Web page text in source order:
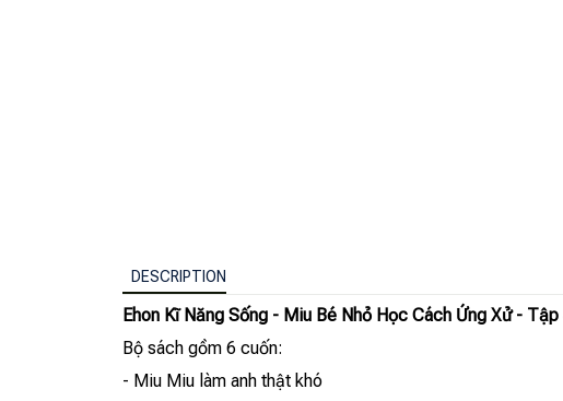
DESCRIPTION
Ehon Kĩ Năng Sống - Miu Bé Nhỏ Học Cách Ứng Xử -
Bộ sách gồm 6 cuốn:
- Miu Miu làm anh thật khó